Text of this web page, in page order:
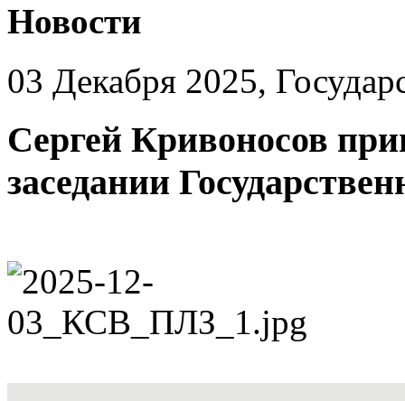
Новости
03 Декабря 2025,
Сергей Кривоносов
заседании